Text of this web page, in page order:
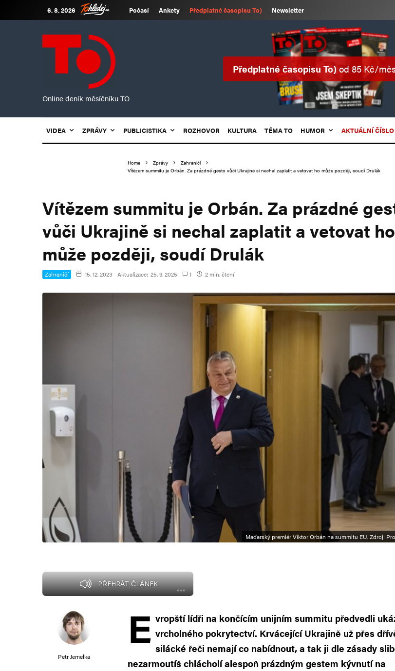
6. 8. 2026 Počasí Ankety Předplatné časopisu To) Newsletter
Online deník měsíčníku TO
Předplatné časopisu To)od 85 Kč/
VIDEA ZPRÁVY PUBLICISTIKA ROZHOVOR KULTURA TÉMA TO HUMOR AKTUÁLNÍ ČÍSLO
Home Zprávy
Zahraničí
Vítězem summitu je Orbán. Za prázdné gesto vůči Ukrajině si nechal zaplatit a vetovat ho může později, soudí Drulák
Vítězem summitu je Orbán. Za prázdné
vůči Ukrajině si nechal zaplatit a vetovat ho
může později, soudí Drulák
Zahraničí 15. 12. 2023 Aktualizace: 25. 9. 2025 1 2 min. čtení
Maďarský premiér Viktor Orbán na summitu EU. Zdroj:
PŘEHRÁT ČLÁNEK
Petr Jemelka
E vropští lídři na končícím unijním summitu předvedli
vrcholného pokrytectví. Krvácející Ukrajině už přes
silácké řeči nemají co nabídnout, a tak ji dle zásady
nezarmoutíš chlácholí alespoň prázdným gestem kývnutí na